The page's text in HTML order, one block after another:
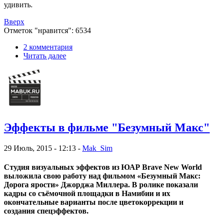
удивить.
Вверх
Отметок "нравится": 6534
2 комментария
Читать далее
Эффекты в фильме "Безумный Макс"
29 Июль, 2015 - 12:13 - Mak_Sim
Студия визуальных эффектов из ЮАР Brave New World
выложила свою работу над фильмом «Безумный Макс:
Дорога ярости» Джорджа Миллера. В ролике показали
кадры со съёмочной площадки в Намибии и их
окончательные варианты после цветокоррекции и
создания спецэффектов.